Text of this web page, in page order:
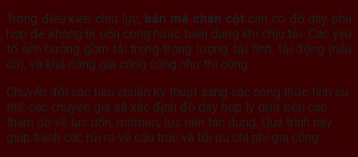
Trong điều kiện chịu lực, bản mã chân cột cần có độ dày phù
hợp để không bị uốn cong hoặc biến dạng khi chịu tải. Các yếu
tố ảnh hưởng gồm tải trọng trọng lượng, tải tĩnh, tải động (nếu
có), và khả năng gia công cũng như thi công.
Chuyển đổi các tiêu chuẩn kỹ thuật sang các công thức tính cụ
thể, các chuyên gia sẽ xác định độ dày hợp lý dựa trên các
tham số về lực uốn, mômen, lực nén tác dụng. Quá trình này
giúp tránh các rủi ro về cấu trúc và tối ưu chi phí gia công.